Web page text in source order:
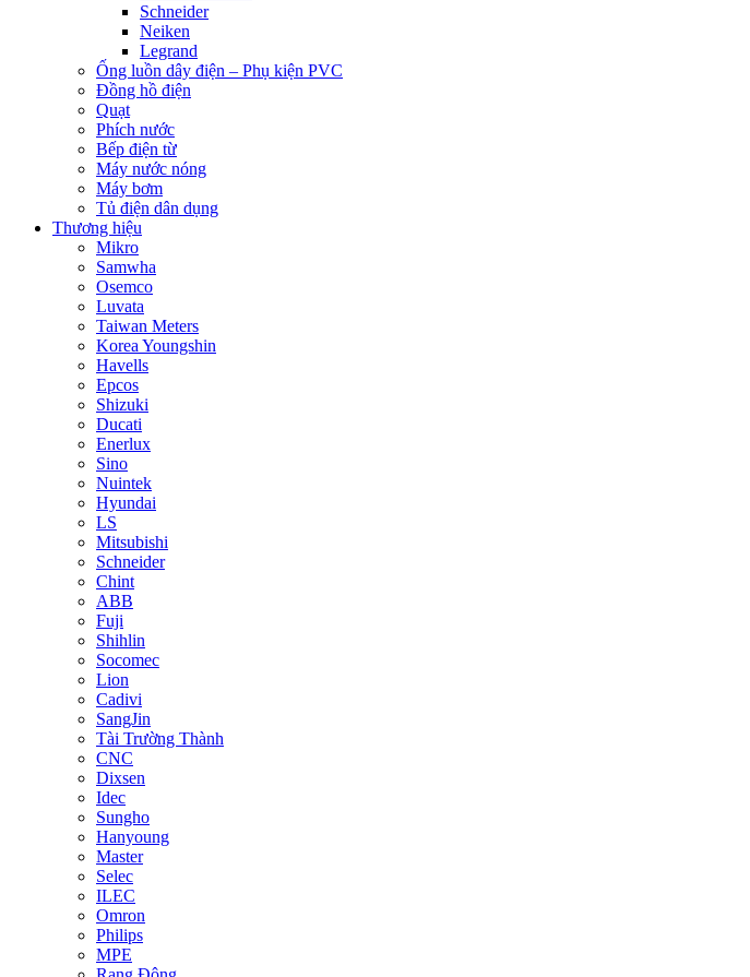
Schneider
Neiken
Legrand
Ống luồn dây điện – Phụ kiện PVC
Đồng hồ điện
Quạt
Phích nước
Bếp điện từ
Máy nước nóng
Máy bơm
Tủ điện dân dụng
Thương hiệu
Mikro
Samwha
Osemco
Luvata
Taiwan Meters
Korea Youngshin
Havells
Epcos
Shizuki
Ducati
Enerlux
Sino
Nuintek
Hyundai
LS
Mitsubishi
Schneider
Chint
ABB
Fuji
Shihlin
Socomec
Lion
Cadivi
SangJin
Tài Trường Thành
CNC
Dixsen
Idec
Sungho
Hanyoung
Master
Selec
ILEC
Omron
Philips
MPE